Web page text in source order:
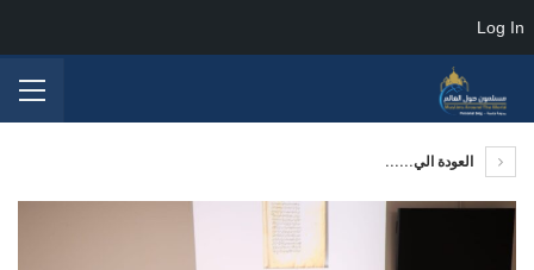
العودة الي......
Log In